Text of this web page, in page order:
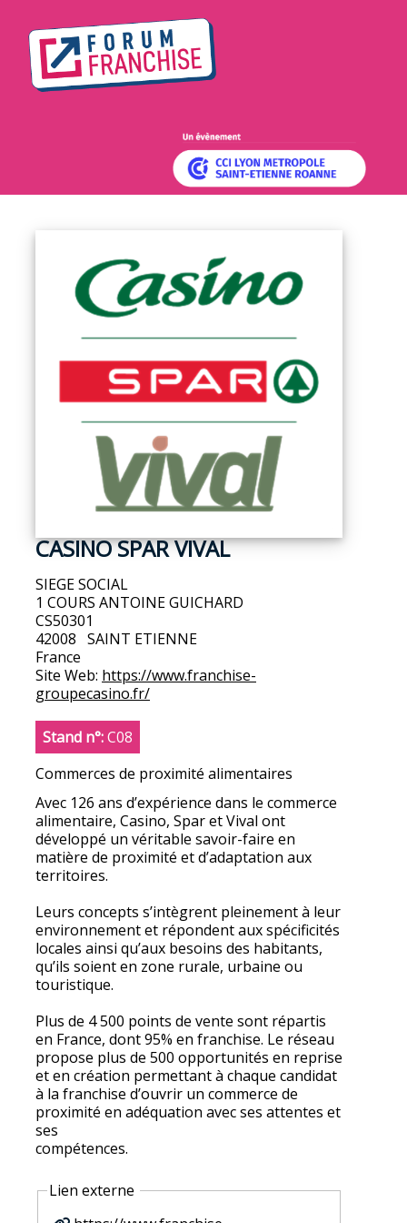
CASINO SPAR VIVAL
SIEGE SOCIAL
1 COURS ANTOINE GUICHARD
CS50301
42008 SAINT ETIENNE
France
Site Web: https://www.franchise-
groupecasino.fr/
Stand n°:C08
Commerces de proximité alimentaires
Avec 126 ans d’expérience dans le commerce
alimentaire, Casino, Spar et Vival ont
développé un véritable savoir-faire en
matière de proximité et d’adaptation aux
territoires.
Leurs concepts s’intègrent pleinement à leur
environnement et répondent aux spécificités
locales ainsi qu’aux besoins des habitants,
qu’ils soient en zone rurale, urbaine ou
touristique.
Plus de 4 500 points de vente sont répartis
en France, dont 95% en franchise. Le réseau
propose plus de 500 opportunités en reprise
et en création permettant à chaque candidat
à la franchise d’ouvrir un commerce de
proximité en adéquation avec ses attentes et
ses
compétences.
Lien externe